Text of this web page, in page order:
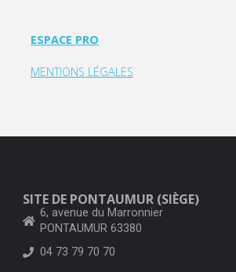
ESPACE PRO
MENTIONS LÉGALES
SITE DE PONTAUMUR (SIÈGE)
6, avenue du Marronnier
PONTAUMUR 63380
04 73 79 70 70